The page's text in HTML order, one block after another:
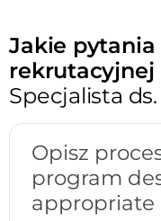
Jakie
rekrutacyjnej
Specjalista
Opisz
program
appropriate